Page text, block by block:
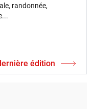
randonnée,
édition